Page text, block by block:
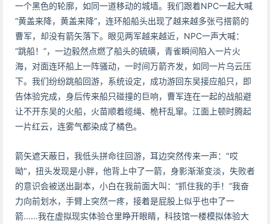
一个黑色的轮廓，如同一道移动的城墙。我们跟着NPC一起大喊
“黄盖来降，黄盖来降”，连环船船头出现了越来越多张弓搭箭的
曹军，却没有箭矢落下。眼见两军越来越近，NPC一声大喊：
“跳船！”，一边毅然点燃了船头的硫磺，青雀瞬间陷入一片火
海，对面连环船上一阵骚动，一时间万箭齐发，如同一片乌云压
下。我们纷纷跳船回游，系统设定，成功游回东吴接应船只，即
告体验完成，身后传来船只碰撞的巨响，曹军连在一起的战船避
让不开东吴的火船，火苗顺着缆绳、桅杆乱窜。江面上顿时腾起
一片红云，连雾气都染成了橘色。
箭矢遮天蔽日，我低头拼命往回游，耳边突然传来一声："哎
呦"，扭头发现是小胖，他背上中了一箭，身影渐渐变淡，失败者
的意识会被送出副本，小白在我前面大叫：“抓住我的手！”我奋
力向前划水，手臂上突然一疼，接着是屁股上似乎也中了一
箭......我在虚拟现实体验仓里睁开眼睛，科技馆一楼模拟体验大